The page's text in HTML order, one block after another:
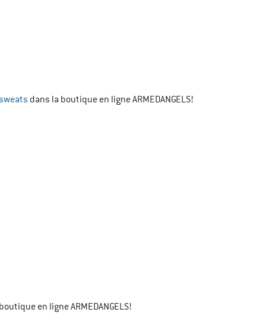
dans la boutique en ligne ARMEDANGELS!
en ligne ARMEDANGELS!